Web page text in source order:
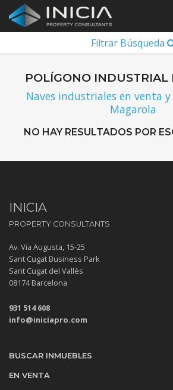
Filtrar Búsqueda
POLÍGONO INDUSTRIAL
Naves industriales en venta
Magarola
NO HAY RESULTADOS POR
INICIA
PROPERTY CONSULTANTS
Av. Via Augusta, 15-25
Sant Cugat Business Park
Sant Cugat del Vallès
08174 Barcelona
931 514 608
info@iniciapro.com
BUSCAR INMUEBLES
EN VENTA